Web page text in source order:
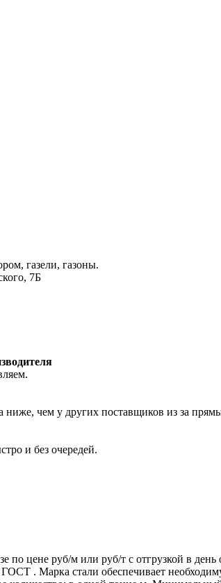
газели, газоны.
7Б
чем у других поставщиков из за
и без очередей.
цене руб/м или руб/т с отгрузкой в
стали обеспечивает необходимую